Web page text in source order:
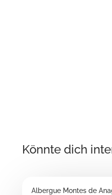
Könnte dich
Albergue Montes de